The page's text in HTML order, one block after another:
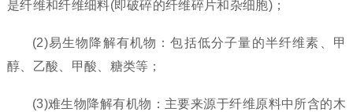
是纤维和纤维细料(即破碎的纤维碎片和杂细胞)；
(2)易生物降解有机物：包括低分子量的半纤维素、甲
醇、乙酸、甲酸、糖类等；
(3)难生物降解有机物：主要来源于纤维原料中所含的木